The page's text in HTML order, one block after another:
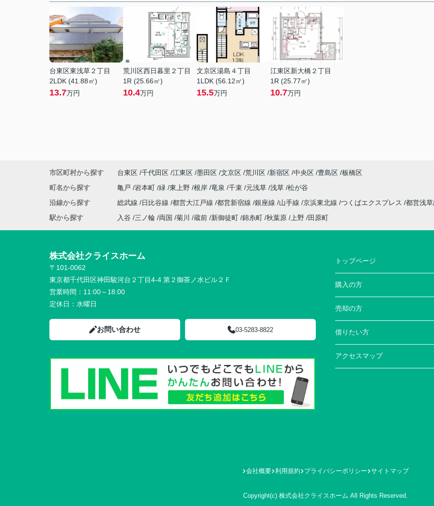
台東区東浅草２丁目
2LDK (41.88㎡)
13.7万円
荒川区西日暮里２丁目
1R (25.66㎡)
10.4万円
文京区湯島４丁目
1LDK (56.12㎡)
15.5万円
江東区新大橋２丁目
1R (25.77㎡)
10.7万円
市区町村から探す 台東区 千代田区 江東区 墨田区 文京区 荒川区 新宿区 中央区 豊島区 板橋区
町名から探す
亀戸 岩本町 緑 東上野 根岸 竜泉 千束 元浅草 浅草 松が谷
沿線から探す
総武線 日比谷線 都営大江戸線 都営新宿線 銀座線 山手線 京浜東北線 つくばエクスプレス
都営浅
駅から探す
入谷 三ノ輪 両国 菊川 蔵前 新御徒町 錦糸町 秋葉原 上野 田原町
株式会社クライスホーム
〒101-0062
東京都千代田区神田駿河台２丁目4-4 第２御茶ノ水ビル２Ｆ
営業時間： 11:00～18:00
定休日： 水曜日
お問い合わせ 03-5283-8822
トップページ
購入の方
売却の方
借りたい方
アクセスマップ
会社概要 利用規約 プライバシーポリシー サイトマップ
Copyright(c) 株式会社クライスホーム All Rights Reserved.